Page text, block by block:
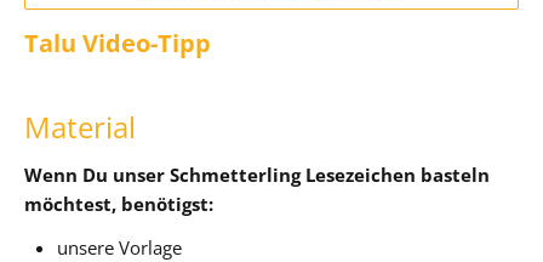
Talu Video-Tipp
Material
Wenn Du unser Schmetterling Lesezeichen basteln
möchtest, benötigst:
unsere Vorlage